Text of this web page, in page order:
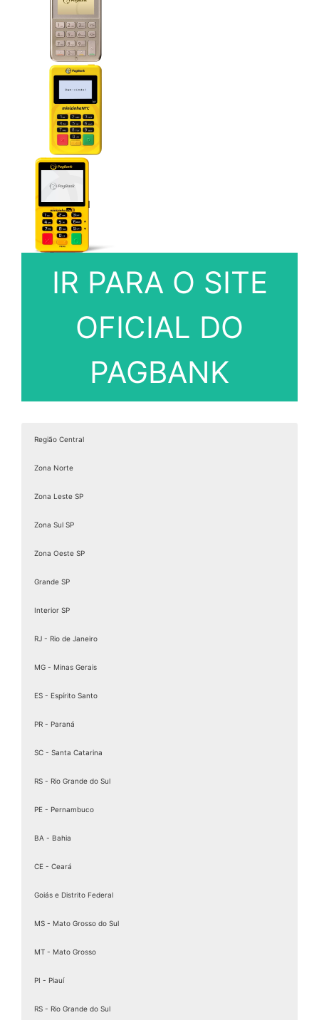
IR PARA O SITE
OFICIAL DO
PAGBANK
Região Central
Zona Norte
Zona Leste SP
Zona Sul SP
Zona Oeste SP
Grande SP
Interior SP
RJ - Rio de Janeiro
MG - Minas Gerais
ES - Espírito Santo
PR - Paraná
SC - Santa Catarina
RS - Rio Grande do Sul
PE - Pernambuco
BA - Bahia
CE - Ceará
Goiás e Distrito Federal
MS - Mato Grosso do Sul
MT - Mato Grosso
PI - Piauí
RS - Rio Grande do Sul